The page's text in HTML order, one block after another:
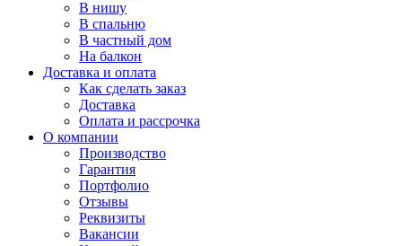
В нишу
В спальню
В частный дом
На балкон
Доставка и оплата
Как сделать заказ
Доставка
Оплата и рассрочка
О компании
Производство
Гарантия
Портфолио
Отзывы
Реквизиты
Вакансии